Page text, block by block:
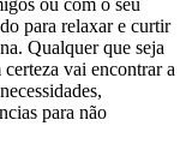
ou com o seu
para relaxar e curtir
Qualquer que seja
vai encontrar a
para não